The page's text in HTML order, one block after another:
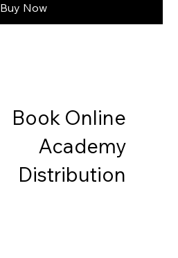
Buy Now
Book Online
Academy
Distribution